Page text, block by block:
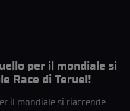
per il mondiale si
Race di Teruel!
il mondiale si riaccende